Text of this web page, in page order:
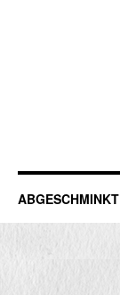
ABGESCHMINKT